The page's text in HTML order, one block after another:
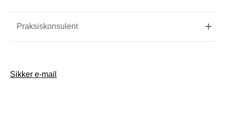
Praksiskonsulent
Sikker e-mail